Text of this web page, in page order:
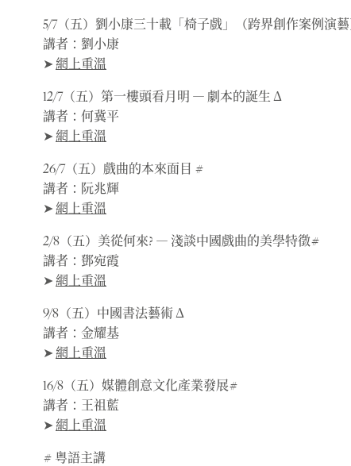
5/7（五）劉小康三十載「椅子戲」（跨界創作案例演
講者：劉小康
➤ 網上重溫
12/7（五）第一樓頭看月明 ― 劇本的誕生 Δ
講者：何冀平
➤ 網上重溫
26/7（五）戲曲的本來面目 #
講者：阮兆輝
➤ 網上重溫
2/8（五）美從何來? ― 淺談中國戲曲的美學特徵#
講者：鄧宛霞
➤ 網上重溫
9/8（五）中國書法藝術 Δ
講者：金耀基
➤ 網上重溫
16/8（五）媒體創意文化產業發展#
講者：王祖藍
➤ 網上重溫
# 粤語主講